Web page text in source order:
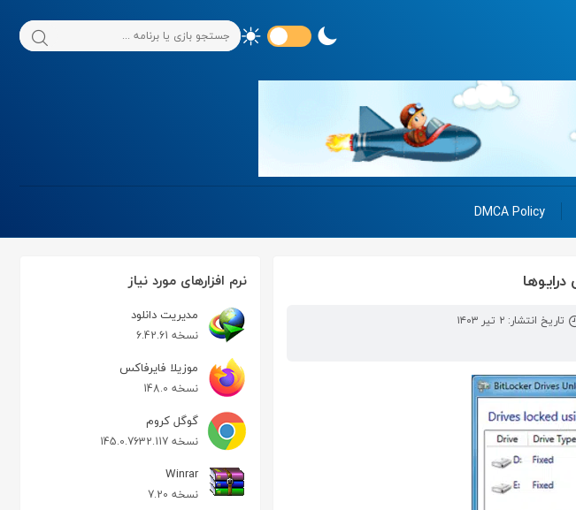
DMCA Policy
تاریخ انتشار: ۲ تیر ۱۴۰۳
نرم افزارهای مورد نیاز
مدیریت دانلود
نسخه 6.42.61
موزیلا فایرفاکس
نسخه 148.0
گوگل کروم
نسخه 145.0.7632.117
Winrar
نسخه 7.20